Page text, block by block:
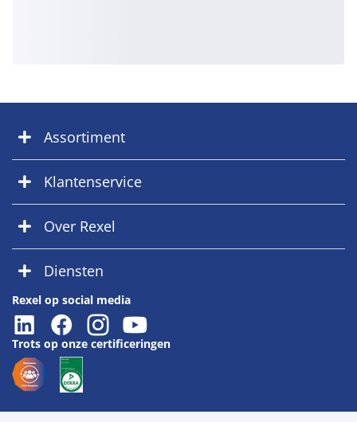
Assortiment
Klantenservice
Over Rexel
Diensten
Rexel op social media
Trots op onze certificeringen